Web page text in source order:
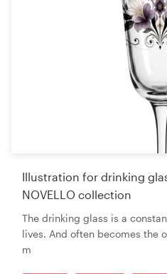
Illustration for drinking
NOVELLO collection
The drinking glass is a
lives. And often becomes the
m